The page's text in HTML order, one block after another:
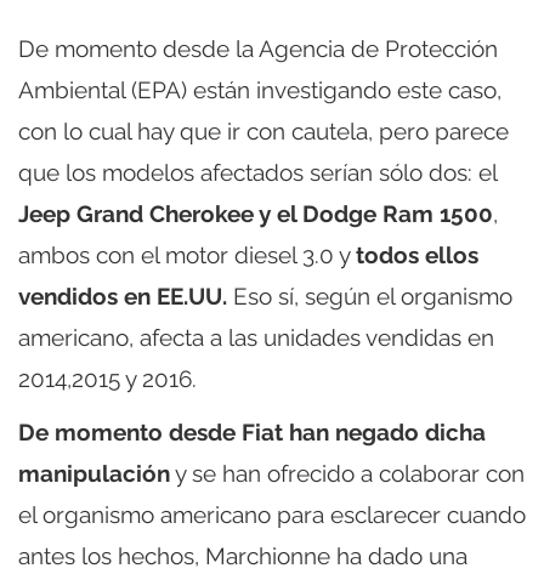
De momento desde la Agencia de Protección
Ambiental (EPA) están investigando este caso,
con lo cual hay que ir con cautela, pero parece
que los modelos afectados serían sólo dos: el
Jeep Grand Cherokee y el Dodge Ram 1500,
ambos con el motor diesel 3.0 ytodos ellos
vendidos en EE.UU. Eso sí, según el organismo
americano, afecta a las unidades vendidas en
2014,2015 y 2016.
De momento desde Fiat han negado dicha
manipulacióny se han ofrecido a colaborar con
el organismo americano para esclarecer cuando
antes los hechos, Marchionne ha dado una